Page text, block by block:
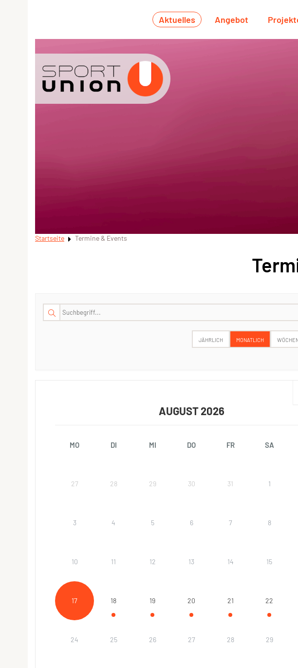
Aktuelles Angebot
Startseite Termine & Events
JÄHRLICH MONATLICH
AUGUST 2026
MO DI MI DO FR SA
27 28 29 30 31 1
3 4 5 6 7 8
10 11 12 13 14 15
17 18 19 20 21 22
24 25 26 27 28 29